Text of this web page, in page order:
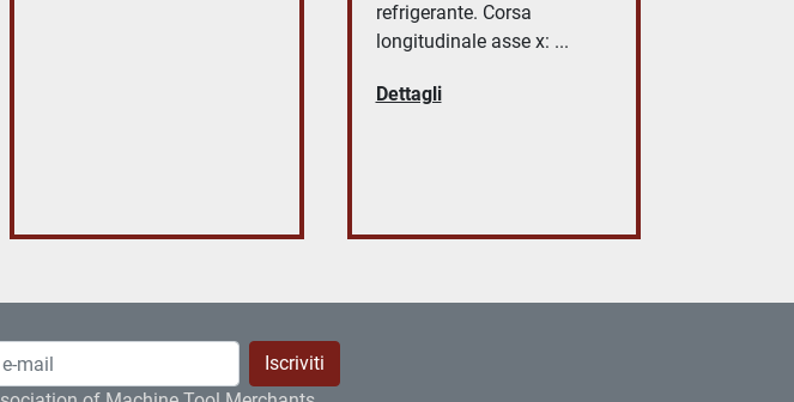
refrigerante. Corsa
longitudinale asse x: ...
Dettagli
Iscriviti